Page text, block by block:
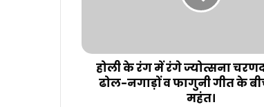
होली के रंग में रंगे ज्योत्सना
ढोल-नगाड़ों व फागुनी गीत के
महंत।